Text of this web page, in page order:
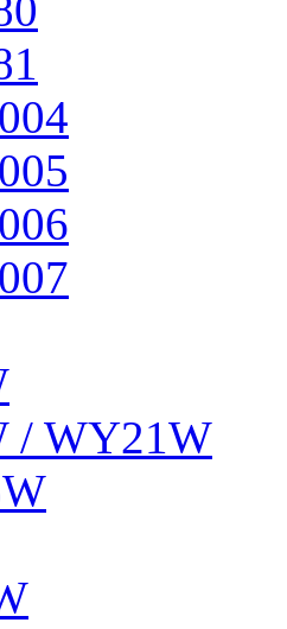
/ WY21W